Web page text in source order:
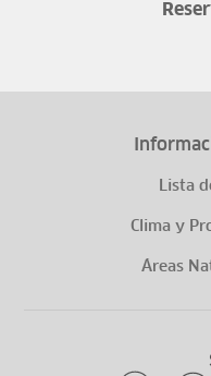
Lista
Clima y
Áreas